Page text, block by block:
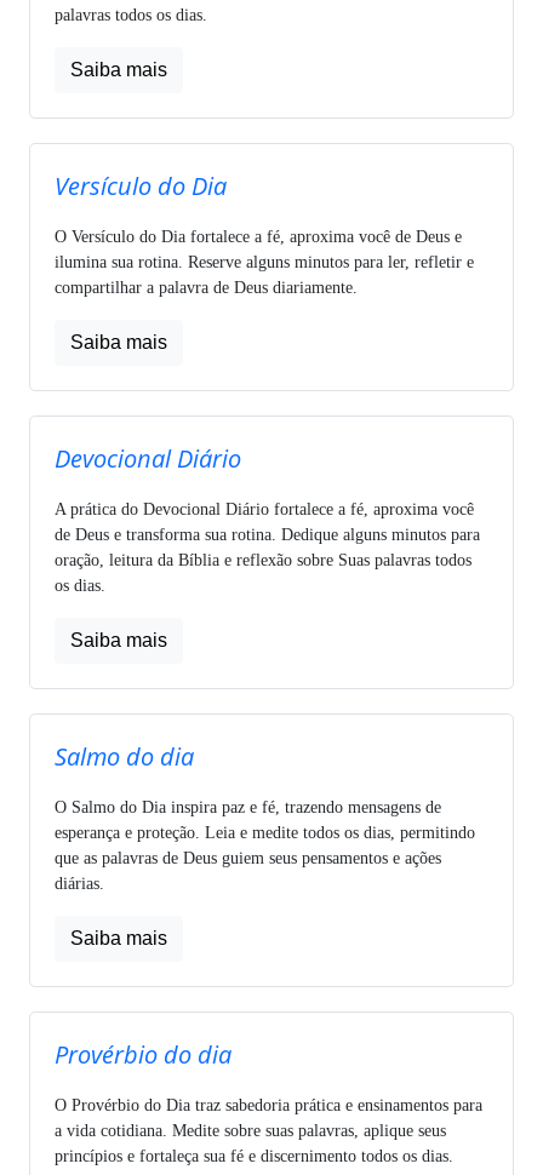
palavras todos os dias.
Saiba mais
Versículo do Dia
O Versículo do Dia fortalece a fé, aproxima você de Deus e
ilumina sua rotina. Reserve alguns minutos para ler, refletir e
compartilhar a palavra de Deus diariamente.
Saiba mais
Devocional Diário
A prática do Devocional Diário fortalece a fé, aproxima você
de Deus e transforma sua rotina. Dedique alguns minutos para
oração, leitura da Bíblia e reflexão sobre Suas palavras todos
os dias.
Saiba mais
Salmo do dia
O Salmo do Dia inspira paz e fé, trazendo mensagens de
esperança e proteção. Leia e medite todos os dias, permitindo
que as palavras de Deus guiem seus pensamentos e ações
diárias.
Saiba mais
Provérbio do dia
O Provérbio do Dia traz sabedoria prática e ensinamentos para
a vida cotidiana. Medite sobre suas palavras, aplique seus
princípios e fortaleça sua fé e discernimento todos os dias.